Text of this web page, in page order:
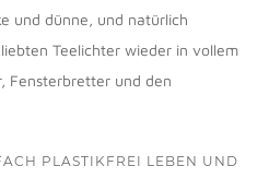
und dünne, und natürlich
Teelichter wieder in vollem
Fensterbretter und den
PLASTIKFREI LEBEN UND